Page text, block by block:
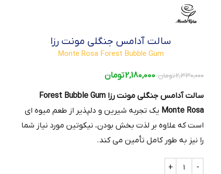
سالت آدامس جنگلی مونت رزا
Monte Rosa Forest Bubble Gum
2,330,000تومان 2,180,000تومان
سالت آدامس جنگلی مونت رزا Forest Bubble Gum
Monte Rosa یک تجربه شیرین و دلپذیر از طعم میوه‌ ای
است که علاوه بر لذت‌ بخش بودن، نیکوتین مورد نیاز شما
را نیز به‌ طور کامل تأمین می‌ کند.